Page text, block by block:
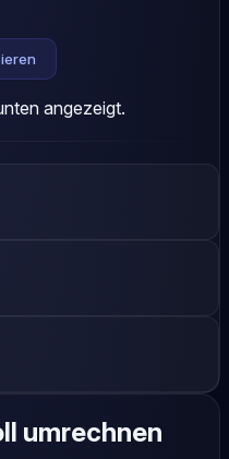
angezeigt.
umrechnen